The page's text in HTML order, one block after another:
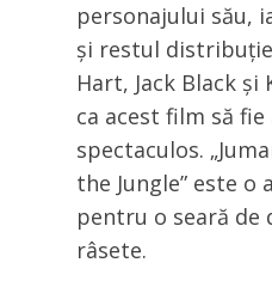
personajului său,
și restul
Hart, Jack Black și
ca acest film să
spectaculos.
the Jungle” este o
pentru o seară de
râsete.